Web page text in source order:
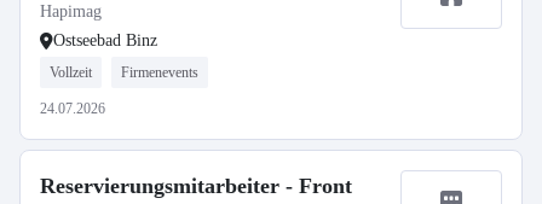
Hapimag
Ostseebad Binz
Vollzeit Firmenevents
24.07.2026
Reservierungsmitarbeiter - Front